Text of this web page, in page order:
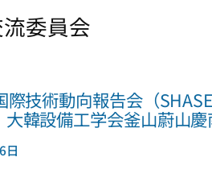
委員会
際技術動向報告会（
大韓設備工学会釜山蔚山
日